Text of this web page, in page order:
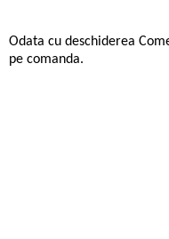
Odata cu deschiderea
pe comanda.